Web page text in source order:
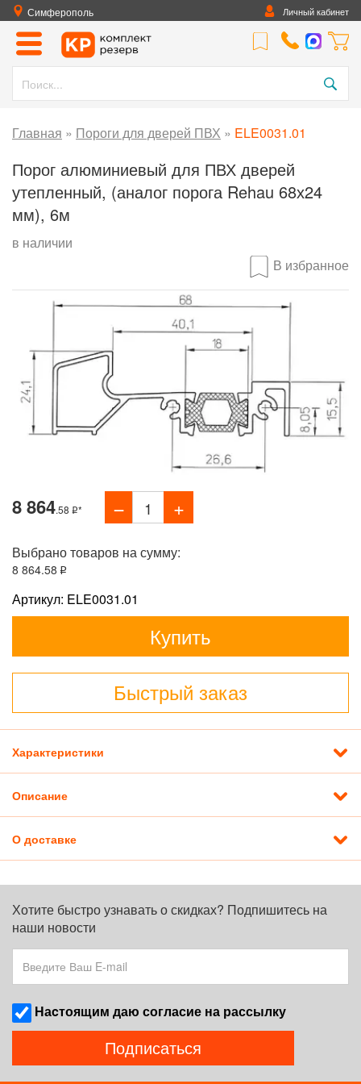
Симферополь Личный кабинет
Главная » Пороги для дверей ПВХ » ELE0031.01
Порог алюминиевый для ПВХ дверей
утепленный, (аналог порога Rehau 68х24
мм), 6м
в наличии
В избранное
8 864.58 *
Выбрано товаров на сумму:
8 864.58
Артикул: ELE0031.01
Купить
Быстрый заказ
Характеристики
Описание
О доставке
Хотите быстро узнавать о скидках? Подпишитесь на
наши новости
Наcтоящим даю согласие на рассылку
Подписаться